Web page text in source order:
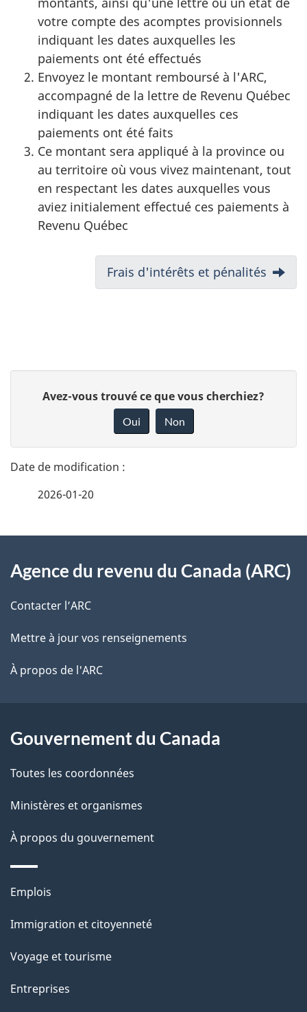
votre compte des acomptes provisionnels
indiquant les dates auxquelles les
paiements ont été effectués
Envoyez le montant remboursé à l'ARC,
accompagné de la lettre de Revenu Québec
indiquant les dates auxquelles ces
paiements ont été faits
Ce montant sera appliqué à la province ou
au territoire où vous vivez maintenant, tout
en respectant les dates auxquelles vous
aviez initialement effectué ces paiements à
Revenu Québec
t
i
n
d
u
c
m
e
n
t
Frais d'intérêts et pénalités
t
a
l
s
l
a
a
g
e
n
o
t
r
e
é
t
a
t
i
n
s
r
c
t
t
Avez-vous trouvé ce que vous cherchiez?
Oui Non
2026-01-20
propos
de
ce
site
Agence du revenu du Canada (ARC)
Contacter l’ARC
Mettre à jour vos renseignements
À propos de l'ARC
Gouvernement du Canada
Toutes les coordonnées
Ministères et organismes
À propos du gouvernement
Thèmes
sujets
Emplois
Immigration et citoyenneté
Voyage et tourisme
Entreprises